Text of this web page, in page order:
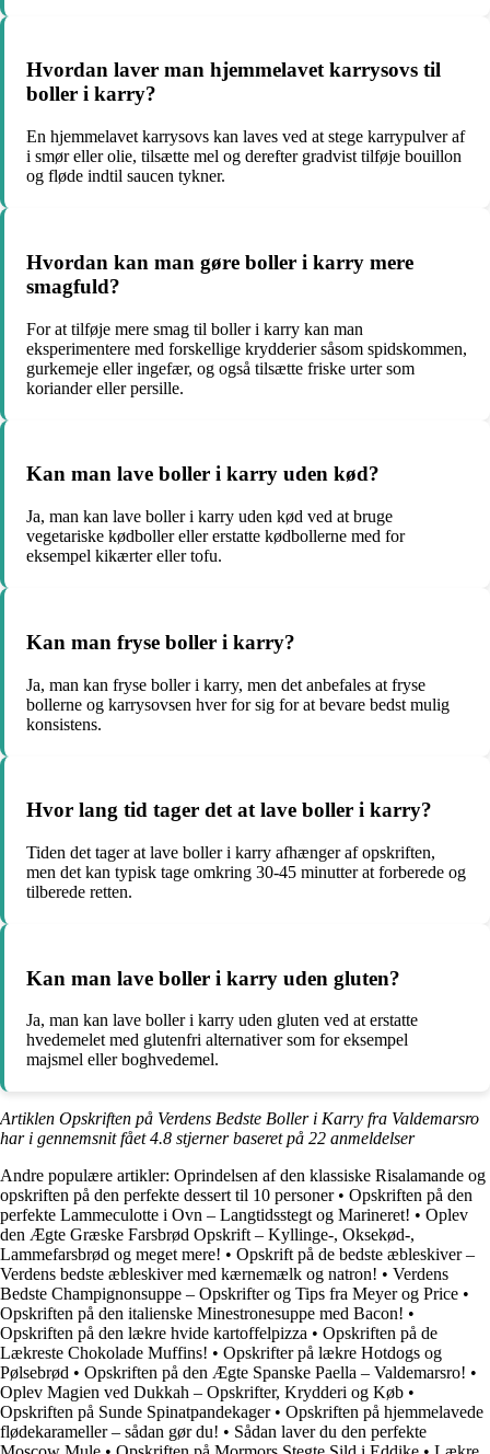
Hvordan laver man hjemmelavet karrysovs til
boller i karry?
En hjemmelavet karrysovs kan laves ved at stege karrypulver af
i smør eller olie, tilsætte mel og derefter gradvist tilføje bouillon
og fløde indtil saucen tykner.
Hvordan kan man gøre boller i karry mere
smagfuld?
For at tilføje mere smag til boller i karry kan man
eksperimentere med forskellige krydderier såsom spidskommen,
gurkemeje eller ingefær, og også tilsætte friske urter som
koriander eller persille.
Kan man lave boller i karry uden kød?
Ja, man kan lave boller i karry uden kød ved at bruge
vegetariske kødboller eller erstatte kødbollerne med for
eksempel kikærter eller tofu.
Kan man fryse boller i karry?
Ja, man kan fryse boller i karry, men det anbefales at fryse
bollerne og karrysovsen hver for sig for at bevare bedst mulig
konsistens.
Hvor lang tid tager det at lave boller i karry?
Tiden det tager at lave boller i karry afhænger af opskriften,
men det kan typisk tage omkring 30-45 minutter at forberede og
tilberede retten.
Kan man lave boller i karry uden gluten?
Ja, man kan lave boller i karry uden gluten ved at erstatte
hvedemelet med glutenfri alternativer som for eksempel
majsmel eller boghvedemel.
Artiklen Opskriften på Verdens Bedste Boller i Karry fra Valdemarsro
har i gennemsnit fået4.8 stjerner baseret på 22 anmeldelser
Andre populære artikler: Oprindelsen af den klassiske Risalamande og
opskriften på den perfekte dessert til 10 personer• Opskriften på den
perfekte Lammeculotte i Ovn – Langtidsstegt og Marineret! • Oplev
den Ægte Græske Farsbrød Opskrift – Kyllinge-, Oksekød-,
Lammefarsbrød og meget mere! • Opskrift på de bedste æbleskiver –
Verdens bedste æbleskiver med kærnemælk og natron! • Verdens
Bedste Champignonsuppe – Opskrifter og Tips fra Meyer og Price •
Opskriften på den italienske Minestronesuppe med Bacon! •
Opskriften på den lækre hvide kartoffelpizza • Opskriften på de
Lækreste Chokolade Muffins! • Opskrifter på lækre Hotdogs og
Pølsebrød • Opskriften på den Ægte Spanske Paella – Valdemarsro! •
Oplev Magien ved Dukkah – Opskrifter, Krydderi og Køb •
Opskriften på Sunde Spinatpandekager• Opskriften på hjemmelavede
flødekarameller – sådan gør du! • Sådan laver du den perfekte